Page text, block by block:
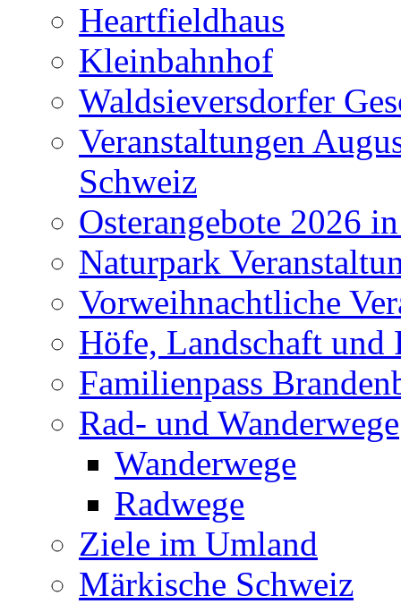
Heartfieldhaus
Kleinbahnhof
Waldsieversdorfer
Veranstaltungen
Schweiz
Osterangebote 2026
Naturpark
Vorweihnachtliche
Höfe, Landschaft und
Familienpass
Rad- und Wanderwege
Wanderwege
Radwege
Ziele im Umland
Märkische Schweiz